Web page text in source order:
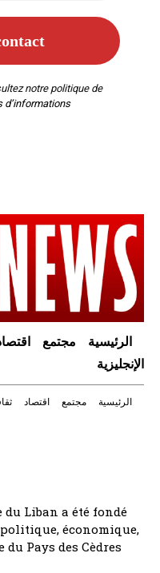
notrepolitique de
الرئيسية مجتمع
الإنجليزية
الرئيسية مجتمع اقتصاد
Liban a été fondé
économique,
Pays des Cèdres.